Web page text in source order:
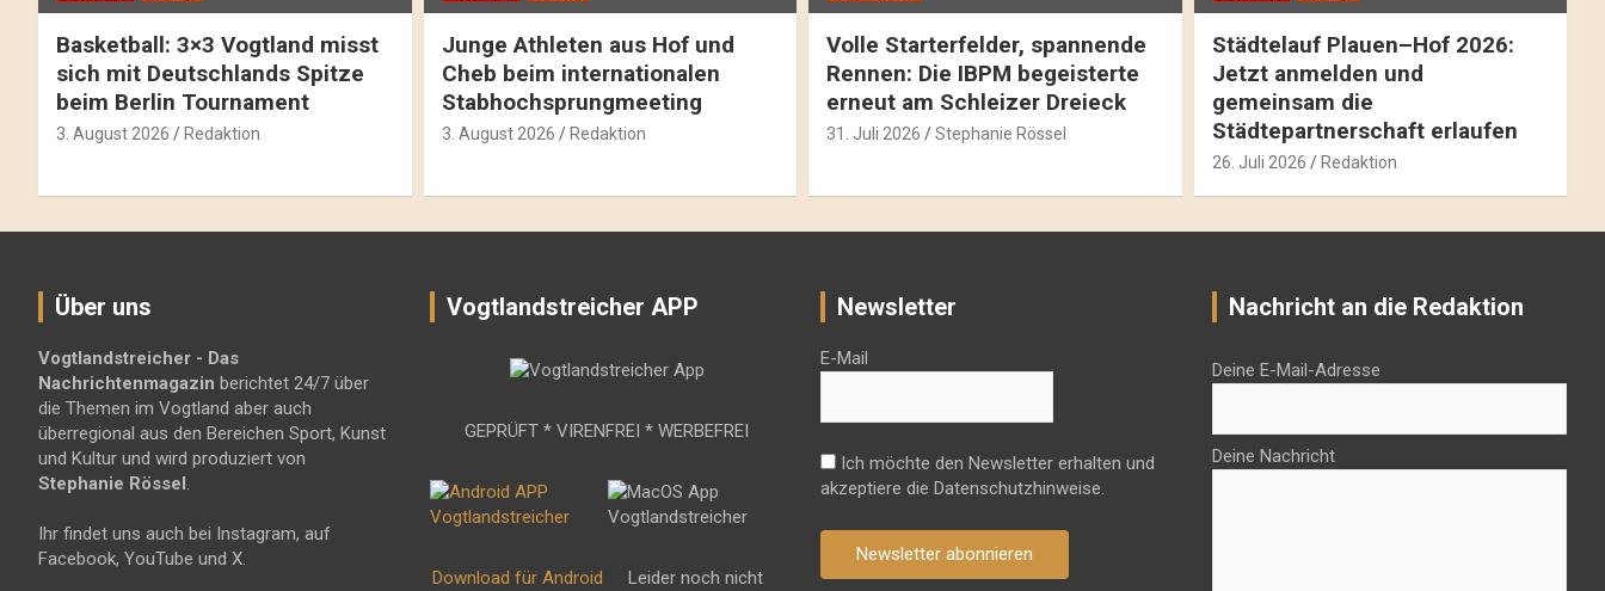
Basketball: 3×3 Vogtland misst
sich mit Deutschlands Spitze
beim Berlin Tournament
3. August 2026 Redaktion
Junge Athleten aus Hof und
Cheb beim internationalen
Stabhochsprungmeeting
3. August 2026 Redaktion
Volle Starterfelder, spannende
Rennen: Die IBPM begeisterte
erneut am Schleizer Dreieck
31. Juli 2026 Stephanie Rössel
Städtelauf Plauen–Hof 2026:
Jetzt anmelden und
gemeinsam die
Städtepartnerschaft erlaufen
26. Juli 2026 Redaktion
Über uns
Vogtlandstreicher - Das
Nachrichtenmagazin berichtet 24/7 über
die Themen im Vogtland aber auch
überregional aus den Bereichen Sport, Kunst
und Kultur und wird produziert von
Stephanie Rössel.
Ihr findet uns auch bei Instagram, auf
Facebook, YouTube und X.
Vogtlandstreicher APP
GEPRÜFT * VIRENFREI * WERBEFREI
Download für Android
Leider noch nicht
Newsletter
E-Mail
Ich möchte den Newsletter erhalten und
akzeptiere die Datenschutzhinweise.
Newsletter abonnieren
Nachricht an die Redaktion
Deine E-Mail-Adresse
Deine Nachricht